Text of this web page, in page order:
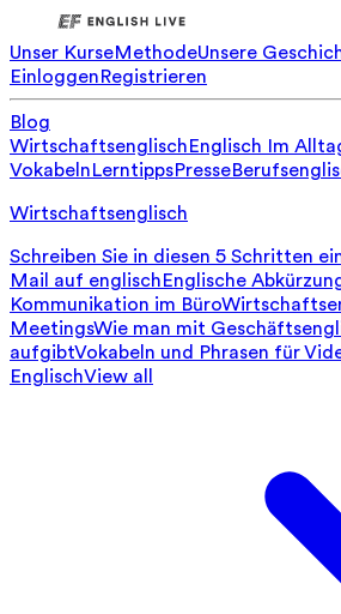
Unser KurseMethodeUnsere
EinloggenRegistrieren
Blog
WirtschaftsenglischEnglisch Im
VokabelnLerntippsPresse
Wirtschaftsenglisch
Schreiben Sie in diesen 5 Schritten
Mail auf englischEnglische
Kommunikation im Büro
MeetingsWie man mit
aufgibtVokabeln und Phrasen für
EnglischView all